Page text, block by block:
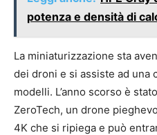
potenza e densità di
La miniaturizzazione sta
dei droni e si assiste ad una
modelli. L’anno scorso è
ZeroTech, un drone
4K che si ripiega e può